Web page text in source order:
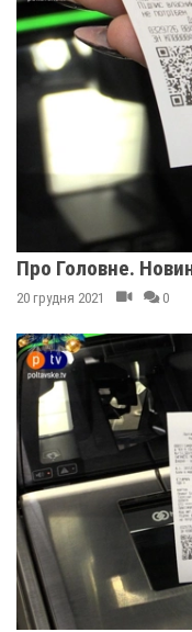
Про Головне.
20 грудня 2021 0